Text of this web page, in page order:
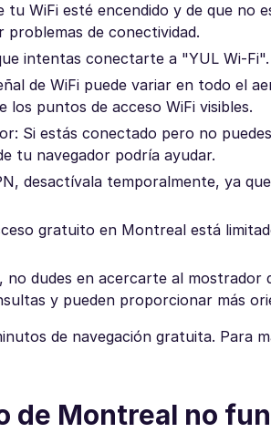
WiFi esté encendido y de que no
problemas de conectividad.
intentas conectarte a "YUL Wi-Fi".
de WiFi puede variar en todo el
puntos de acceso WiFi visibles.
Si estás conectado pero no
tu navegador podría ayudar.
desactívala temporalmente, ya
gratuito en Montreal está
no dudes en acercarte al
y pueden proporcionar más
de navegación gratuita. Para
de Montreal no